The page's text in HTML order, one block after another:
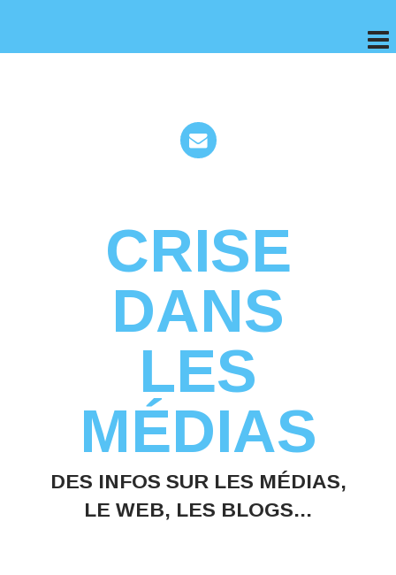
CRISE
DANS
LES
MÉDIAS
DES INFOS SUR LES MÉDIAS,
LE WEB, LES BLOGS...